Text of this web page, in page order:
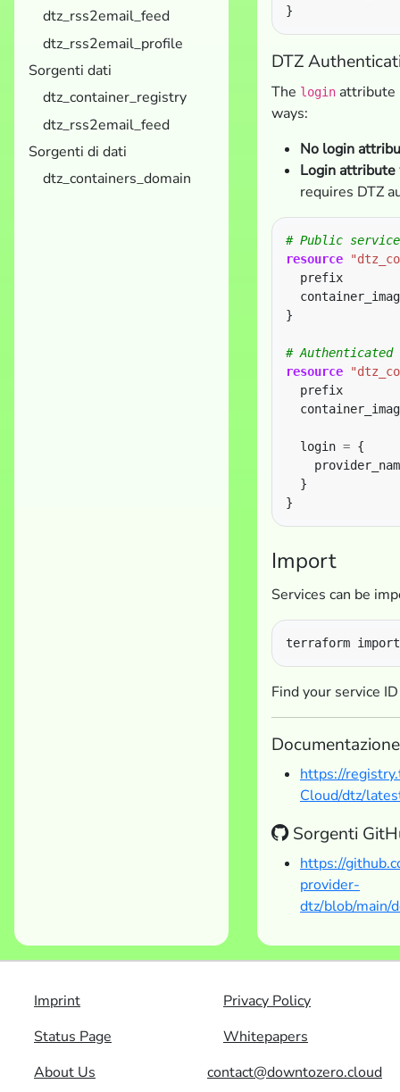
dtz_rss2email_feed
dtz_rss2email_profile
Sorgenti dati
dtz_container_registry
dtz_rss2email_feed
Sorgenti di dati
dtz_containers_domain
DTZ
The login
ways:
No login
Login attribute
requires DTZ
resource
}
resource
  login
=
Import
Services can be
Find your service
https://
Cloud/dtz/
Sorgenti
https://
provider-
dtz/blob/main/
Imprint
Privacy Policy
Status Page
Whitepapers
About Us
contact@downtozero.cloud